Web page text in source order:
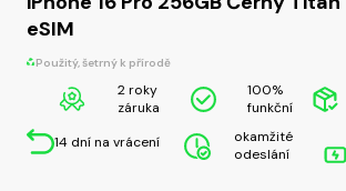
eSIM
Použitý, šetrný k přírodě
2 roky
záruka
100%
funkční
14 dní na vrácení
okamžité
odeslání